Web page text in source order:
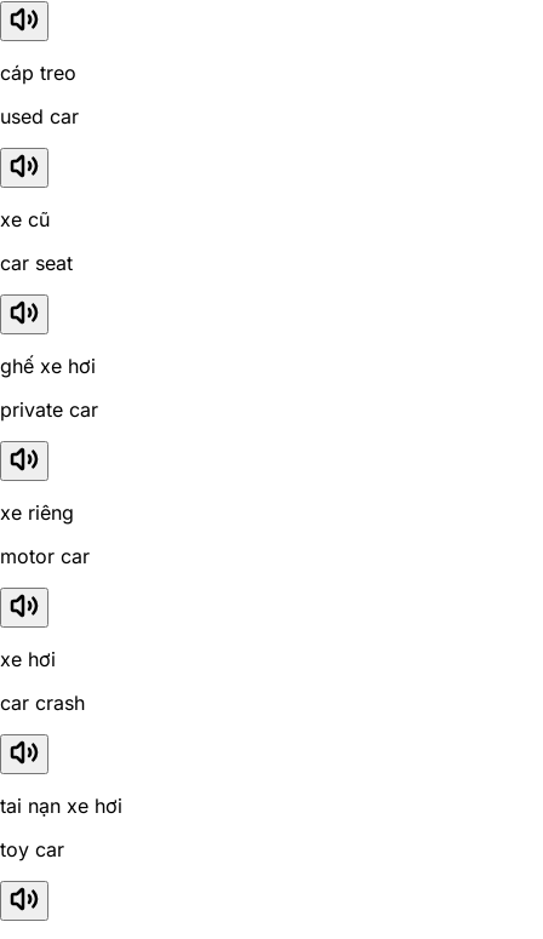
cáp treo
used car
xe cũ
car seat
ghế xe hơi
private car
xe riêng
motor car
xe hơi
car crash
tai nạn xe hơi
toy car